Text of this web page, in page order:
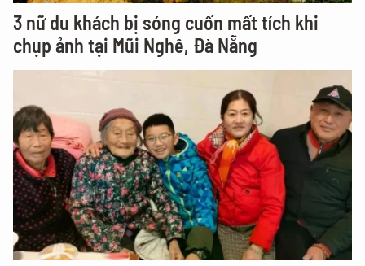
3 nữ du khách bị sóng cuốn mất tích khi
chụp ảnh tại Mũi Nghê, Đà Nẵng